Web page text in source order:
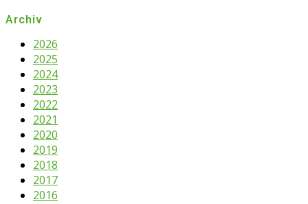
Archiv
2026
2025
2024
2023
2022
2021
2020
2019
2018
2017
2016